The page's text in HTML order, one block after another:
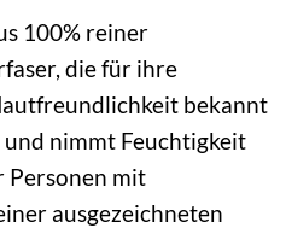
100% reiner
die für ihre
bekannt
nimmt Feuchtigkeit
Personen mit
ausgezeichneten